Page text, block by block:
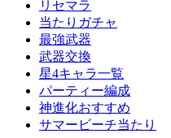
リセマラ
当たりガチャ
最強武器
武器交換
星4キャラ一覧
パーティー編成
神進化おすすめ
サマービーチ当たり